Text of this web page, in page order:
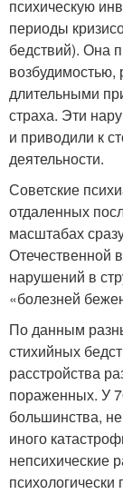
психическую
периоды
бедствий). Она
возбудимостью,
длительными
страха. Эти
и приводили к
деятельности.
Советские
отдаленных
масштабах
Отечественной
нарушений в
«болезней
По данным
стихийных
расстройства
пораженных. У
большинства,
иного
непсихические